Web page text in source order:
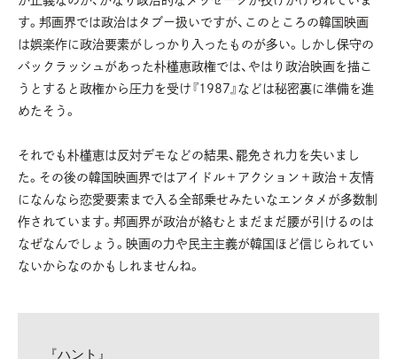
す。邦画界では政治はタブー扱いですが、このところの韓国映画
は娯楽作に政治要素がしっかり入ったものが多い。しかし保守の
バックラッシュがあった朴槿恵政権では、やはり政治映画を描こ
うとすると政権から圧力を受け『1987』などは秘密裏に準備を進
めたそう。
それでも朴槿恵は反対デモなどの結果、罷免され力を失いまし
た。その後の韓国映画界ではアイドル＋アクション＋政治＋友情
になんなら恋愛要素まで入る全部乗せみたいなエンタメが多数制
作されています。邦画界が政治が絡むとまだまだ腰が引けるのは
なぜなんでしょう。映画の力や民主主義が韓国ほど信じられてい
ないからなのかもしれませんね。
『ハント』